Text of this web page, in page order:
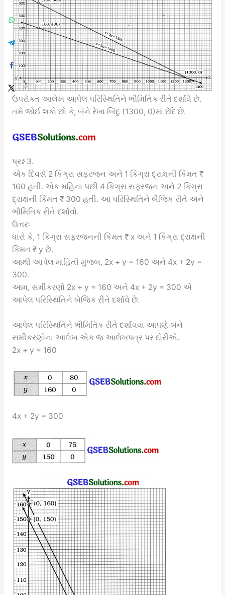
ઉપરોક્ત આલેખ આપેલ પરિસ્થિતિને ભૌમિતિક રીતે દર્શાવે છે.
તમે જોઈ શકો છો કે, બંને રેખા બિંદુ (1300, 0)માં છેદે છે.
પ્રશ્ન 3.
એક દિવસે 2 કિગ્રા સફરજન અને 1 કિગ્રા દ્રાક્ષની કિંમત ₹
160 હતી. એક મહિના પછી 4 કિગ્રા સફરજન અને 2 કિગ્રા
દ્રાક્ષની કિંમત ₹ 300 હતી. આ પરિસ્થિતિને બૈજિક રીતે અને
ભૌમિતિક રીતે દર્શાવો.
ઉત્તરઃ
ધારો કે, 1 કિગ્રા સફરજનની કિંમત ₹ x અને 1 કિગ્રા દ્રાક્ષની
કિંમત ₹ y છે.
આથી આપેલ માહિતી મુજબ, 2x + y = 160 અને 4x + 2y =
300.
આમ, સમીકરણો 2x + y = 160 અને 4x + 2y = 300 એ
આપેલ પરિસ્થિતિને બેજિક રીતે દર્શાવે છે.
આપેલ પરિસ્થિતિને ભૌમિતિક રીતે દર્શાવવા આપણે બંને
સમીકરણોના આલેખ એક જ આલેખપત્ર પર દોરીએ.
2x + y = 160
4x + 2y = 300